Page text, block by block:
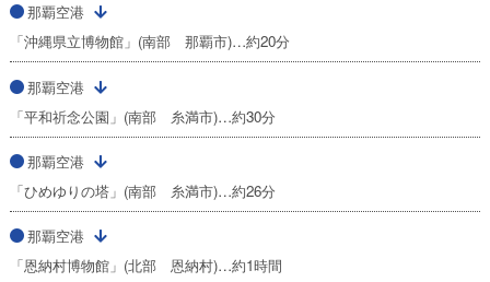
那覇空港
「沖縄県立博物館」(南部 那覇市)…約20分
那覇空港
「平和祈念公園」(南部 糸満市)…約30分
那覇空港
「ひめゆりの塔」(南部 糸満市)…約26分
那覇空港
「恩納村博物館」(北部 恩納村)…約1時間